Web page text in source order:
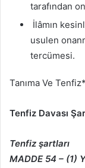
tarafından
İlâmın
usulen
tercümesi.
Tanıma Ve
Tenfiz Davası
Tenfiz şartları
MADDE 54 – (1)